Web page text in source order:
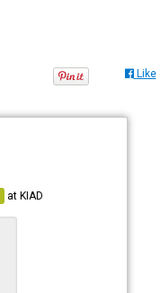
Like
atKIAD